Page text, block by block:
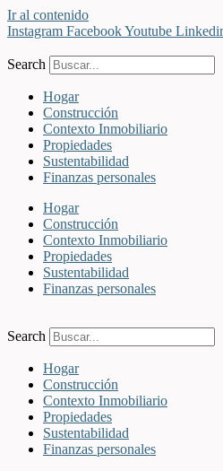
Ir al contenido
Instagram FacebookYoutube
Search
Hogar
Construcción
Contexto Inmobiliario
Propiedades
Sustentabilidad
Finanzas personales
Hogar
Construcción
Contexto Inmobiliario
Propiedades
Sustentabilidad
Finanzas personales
Search
Hogar
Construcción
Contexto Inmobiliario
Propiedades
Sustentabilidad
Finanzas personales